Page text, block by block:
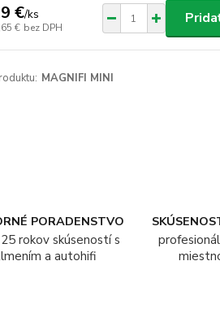
€/ks
€ bez DPH
MAGNIFI MINI
PORADENSTVO
rokov skúseností s
a autohifi